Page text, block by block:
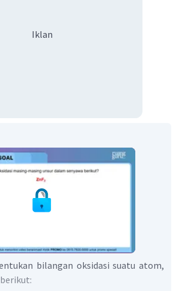
Iklan
bilangan oksidasi suatu atom,